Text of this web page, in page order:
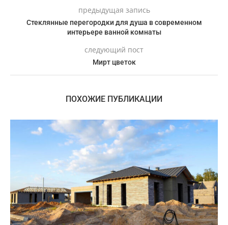
предыдущая запись
Стеклянные перегородки для душа в современном
интерьере ванной комнаты
следующий пост
Мирт цветок
ПОХОЖИЕ ПУБЛИКАЦИИ